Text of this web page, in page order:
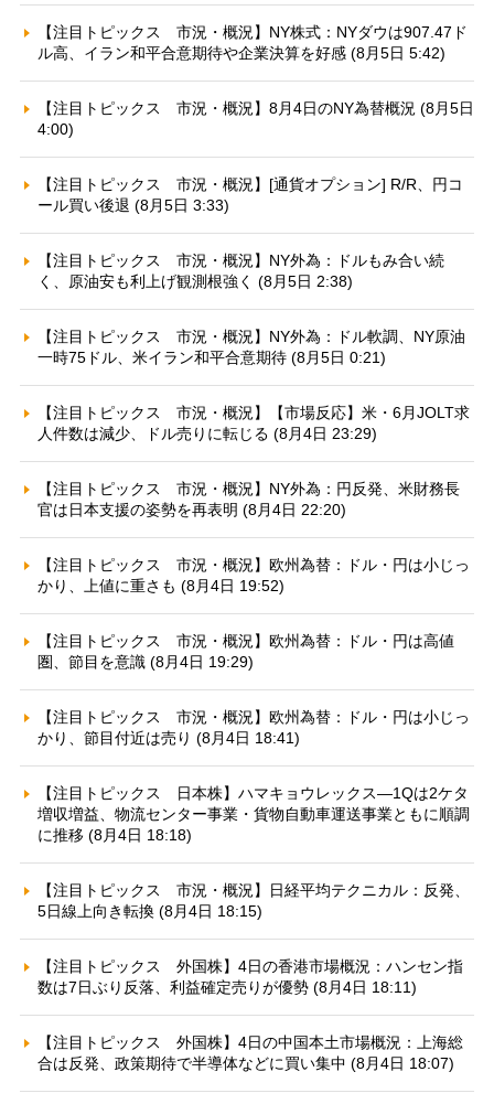
【注目トピックス 市況・概況】NY株式：NYダウは907.47ド
ル高、イラン和平合意期待や企業決算を好感 (8月5日 5:42)
【注目トピックス 市況・概況】8月4日のNY為替概況 (8月5日
4:00)
【注目トピックス 市況・概況】[通貨オプション] R/R、円コ
ール買い後退 (8月5日 3:33)
【注目トピックス 市況・概況】NY外為：ドルもみ合い続
く、原油安も利上げ観測根強く (8月5日 2:38)
【注目トピックス 市況・概況】NY外為：ドル軟調、NY原油
一時75ドル、米イラン和平合意期待 (8月5日 0:21)
【注目トピックス 市況・概況】【市場反応】米・6月JOLT求
人件数は減少、ドル売りに転じる (8月4日 23:29)
【注目トピックス 市況・概況】NY外為：円反発、米財務長
官は日本支援の姿勢を再表明 (8月4日 22:20)
【注目トピックス 市況・概況】欧州為替：ドル・円は小じっ
かり、上値に重さも (8月4日 19:52)
【注目トピックス 市況・概況】欧州為替：ドル・円は高値
圏、節目を意識 (8月4日 19:29)
【注目トピックス 市況・概況】欧州為替：ドル・円は小じっ
かり、節目付近は売り (8月4日 18:41)
【注目トピックス 日本株】ハマキョウレックス—1Qは2ケタ
増収増益、物流センター事業・貨物自動車運送事業ともに順調
に推移 (8月4日 18:18)
【注目トピックス 市況・概況】日経平均テクニカル：反発、
5日線上向き転換 (8月4日 18:15)
【注目トピックス 外国株】4日の香港市場概況：ハンセン指
数は7日ぶり反落、利益確定売りが優勢 (8月4日 18:11)
【注目トピックス 外国株】4日の中国本土市場概況：上海総
合は反発、政策期待で半導体などに買い集中 (8月4日 18:07)